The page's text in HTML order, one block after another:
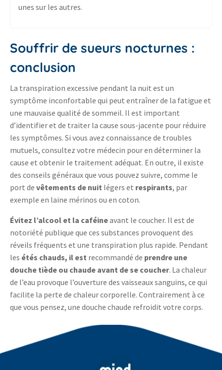
unes sur les autres.
Souffrir de sueurs nocturnes :
conclusion
La transpiration excessive pendant la nuit est un
symptôme inconfortable qui peut entraîner de la fatigue et
une mauvaise qualité de sommeil. Il est important
d’identifier et de traiter la cause sous-jacente pour réduire
les symptômes. Si vous avez connaissance de troubles
mutuels, consultez votre médecin pour en déterminer la
cause et obtenir le traitement adéquat. En outre, il existe
des conseils généraux que vous pouvez suivre, comme le
port de vêtements de nuit légers et respirants, par
exemple en laine mérinos ou en coton.
Évitez l’alcool et la caféineavant le coucher. Il est de
notoriété publique que ces substances provoquent des
réveils fréquents et une transpiration plus rapide. Pendant
les étés chauds, il est recommandé de prendre une
douche tiède ou chaude avant de se coucher. La chaleur
de l’eau provoque l’ouverture des vaisseaux sanguins, ce qui
facilite la perte de chaleur corporelle. Contrairement à ce
que vous pensez, une douche chaude refroidit votre corps.